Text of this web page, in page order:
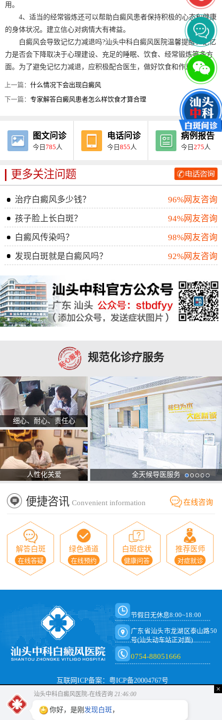
用。
4、适当的经常锻炼还可以帮助白癜风患者保持积极的心态和健康
的身体状况。建立信心对病情大有裨益。
白癜风会导致记忆力减退吗?汕头中科白癜风医院温馨提醒：记忆
力是否会下降取决于心理建设、充足的睡眠、饮食、经常锻炼等多方
面。为了避免记忆力减退，应积极配合医生，做好饮食和作息安排。
上一篇：什么情况下会出现白癜风
下一篇：专家解答白癜风患者怎么样饮食才算合理
图文问诊
今日785 人
电话问诊
今日855 人
病例报告
今日275 人
更多关注问题
治疗白癜风多少钱？
96%网友咨询
孩子脸上长白斑？
94%网友咨询
白癜风传染吗？
98%网友咨询
发现白斑就是白癜风吗？
92%网友咨询
规范化诊疗服务
细心、耐心、责任心
人性化关爱 全天候导医服务
便捷咨讯 Convenient information 在线咨询
解答白斑
在线答疑
绿色通道
在线预约
白斑症状
健康问答
推荐医师
对症就诊
节假日无休息8:00~18:00
广东省汕头市龙湖区泰山路50
号(汕头动车站正对面)
0754-88051666
互联网ICP备案：粤ICP备20004767号
×
汕头中科白癜风医院-在线咨询 21:46:00
你好，是刚 发现白斑 ，还是